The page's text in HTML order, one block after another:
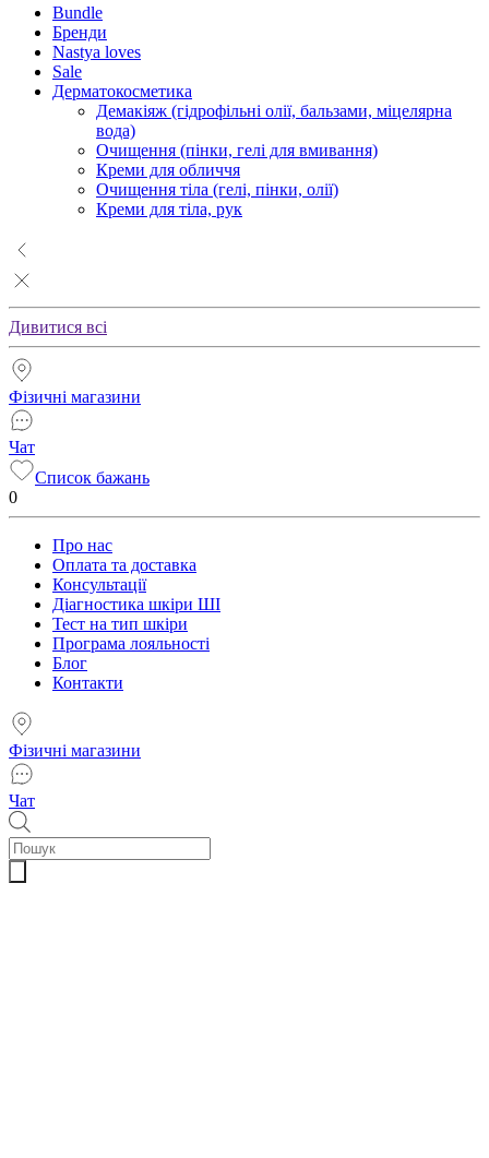
Bundle
Бренди
Nastya loves
Sale
Дерматокосметика
Демакіяж (гідрофільні олії, бальзами, міцелярна
вода)
Очищення (пінки, гелі для вмивання)
Креми для обличчя
Очищення тіла (гелі, пінки, олії)
Креми для тіла, рук
Дивитися всі
Фізичні магазини
Чат
Список бажань
0
Про нас
Оплата та доставка
Консультації
Діагностика шкіри ШІ
Тест на тип шкіри
Програма лояльності
Блог
Контакти
Фізичні магазини
Чат
Пошук
товарів